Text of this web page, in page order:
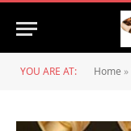
YOU ARE AT: Home »